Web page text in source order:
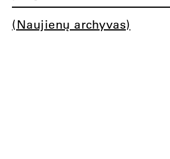
(Naujienų archyvas)